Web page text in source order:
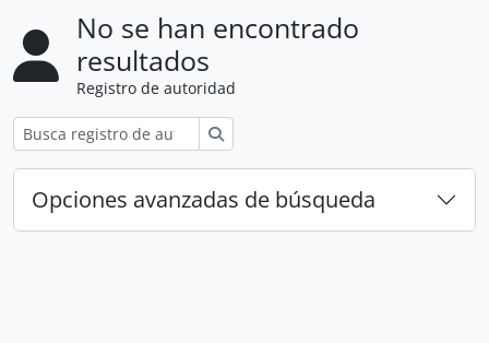
No se han encontrado
resultados
Registro de autoridad
Opciones avanzadas de búsqueda